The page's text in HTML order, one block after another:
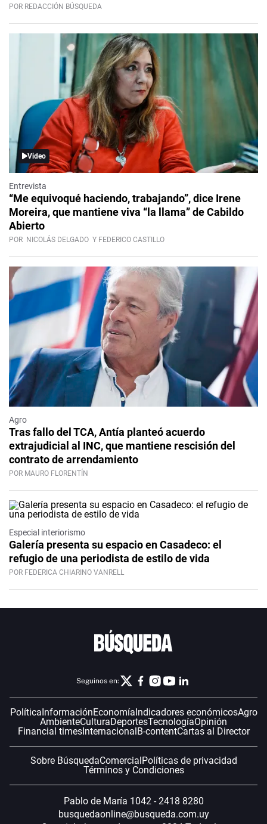
POR REDACCIÓN BÚSQUEDA
Video
Entrevista
“Me equivoqué haciendo, trabajando”, dice Irene
Moreira, que mantiene viva “la llama” de Cabildo
Abierto
POR NICOLÁS DELGADO Y FEDERICO CASTILLO
Agro
Tras fallo del TCA, Antía planteó acuerdo
extrajudicial al INC, que mantiene rescisión del
contrato de arrendamiento
POR MAURO FLORENTÍN
Especial interiorismo
Galería presenta su espacio en Casadeco: el
refugio de una periodista de estilo de vida
POR FEDERICA CHIARINO VANRELL
Seguinos en:
PolíticaInformaciónEconomíaIndicadores económicosAgro
AmbienteCulturaDeportesTecnologíaOpinión
Financial timesInternacionalB-contentCartas al Director
Sobre BúsquedaComercialPolíticas de privacidad
Términos y Condiciones
Pablo de María 1042 - 2418 8280
busquedaonline@busqueda.com.uy